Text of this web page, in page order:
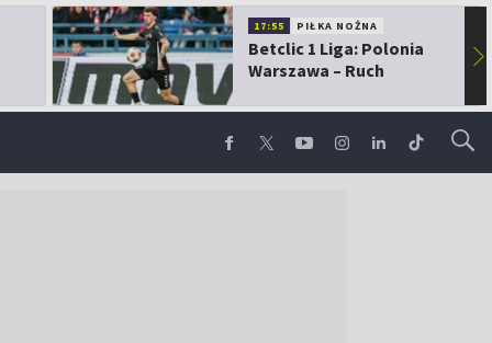
17:55 PIŁKA NOŻNA
Betclic 1 Liga: Polonia
Warszawa – Ruch
▶